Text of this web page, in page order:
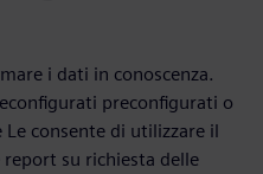
i dati in conoscenza.
preconfigurati o
consente di utilizzare il
su richiesta delle